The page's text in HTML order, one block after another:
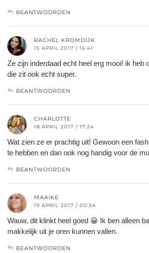
BEANTWOORDEN
RACHEL KROMDIJK
15 APRIL 2017 / 16:41
Ze zijn inderdaad echt heel erg mooi! ik heb
die zit ook echt super.
BEANTWOORDEN
CHARLOTTE
18 APRIL 2017 / 17:24
Wat zien ze er prachtig uit! Gewoon een
te hebben en dan ook nog handig voor de
BEANTWOORDEN
MAAIKE
19 APRIL 2017 / 00:34
Wauw, dit klinkt heel goed 😀 Ik ben alleen
makkelijk uit je oren kunnen vallen.
BEANTWOORDEN